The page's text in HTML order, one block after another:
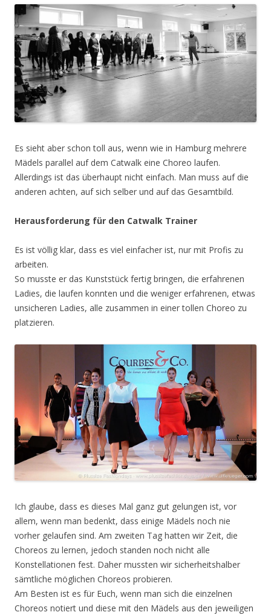
Es sieht aber schon toll aus, wenn wie in Hamburg mehrere
Mädels parallel auf dem Catwalk eine Choreo laufen.
Allerdings ist das überhaupt nicht einfach. Man muss auf die
anderen achten, auf sich selber und auf das Gesamtbild.
Herausforderung für den Catwalk Trainer
Es ist völlig klar, dass es viel einfacher ist, nur mit Profis zu
arbeiten.
So musste er das Kunststück fertig bringen, die erfahrenen
Ladies, die laufen konnten und die weniger erfahrenen, etwas
unsicheren Ladies, alle zusammen in einer tollen Choreo zu
platzieren.
Ich glaube, dass es dieses Mal ganz gut gelungen ist, vor
allem, wenn man bedenkt, dass einige Mädels noch nie
vorher gelaufen sind. Am zweiten Tag hatten wir Zeit, die
Choreos zu lernen, jedoch standen noch nicht alle
Konstellationen fest. Daher mussten wir sicherheitshalber
sämtliche möglichen Choreos probieren.
Am Besten ist es für Euch, wenn man sich die einzelnen
Choreos notiert und diese mit den Mädels aus den jeweiligen